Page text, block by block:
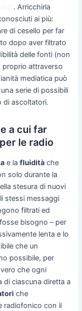
. Arricchirla
ai più:
di cesello per far
dopo aver filtrato
delle fonti (non
proprio attraverso
mediatica può
serie di possibili
di ascoltatori.
a cui far
le radio
e la fluiditàche
solo durante la
stesura di nuovi
stessi messaggi
filtrati ed
bisogno – per
lenta e lo
che un
possibile, per
che ogni
di ciascuna diretta a
che
radiofonico con il